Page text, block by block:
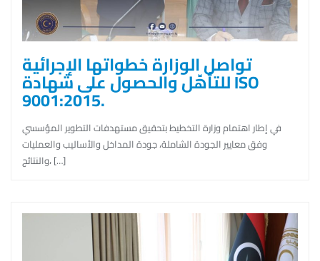
تواصل الوزارة خطواتها الإجرائية
للتأهّل والحصول على شهادة ISO
9001:2015.
في إطار اهتمام وزارة التخطيط بتحقيق مستهدفات التطوير المؤسسي
وفق معايير الجودة الشاملة، جودة المداخل والأساليب والعمليات
والنتائج، […]